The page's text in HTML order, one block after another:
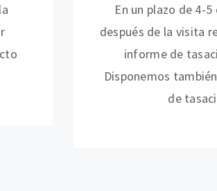
En un plazo de 4-
después de la visita
informe de
Disponemos
de